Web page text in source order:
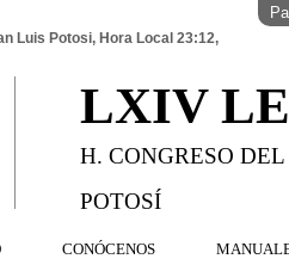
Luis Potosi, Hora Local 23:12,
LXIV
H. CONGRESO
POTOSÍ
CONÓCENOS